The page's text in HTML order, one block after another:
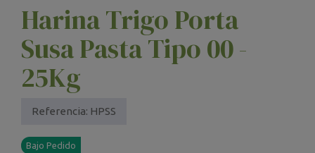
Harina Trigo Porta
Susa Pasta Tipo 00 -
25Kg
Referencia: HPSS
Bajo Pedido